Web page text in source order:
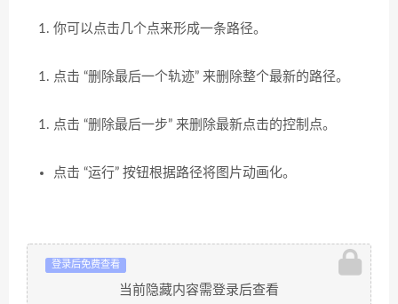
你可以点击几个点来形成一条路径。
点击 “删除最后一个轨迹” 来删除整个最新的路径。
点击 “删除最后一步” 来删除最新点击的控制点。
点击 “运行” 按钮根据路径将图片动画化。
登录后免费查看
当前隐藏内容需登录后查看